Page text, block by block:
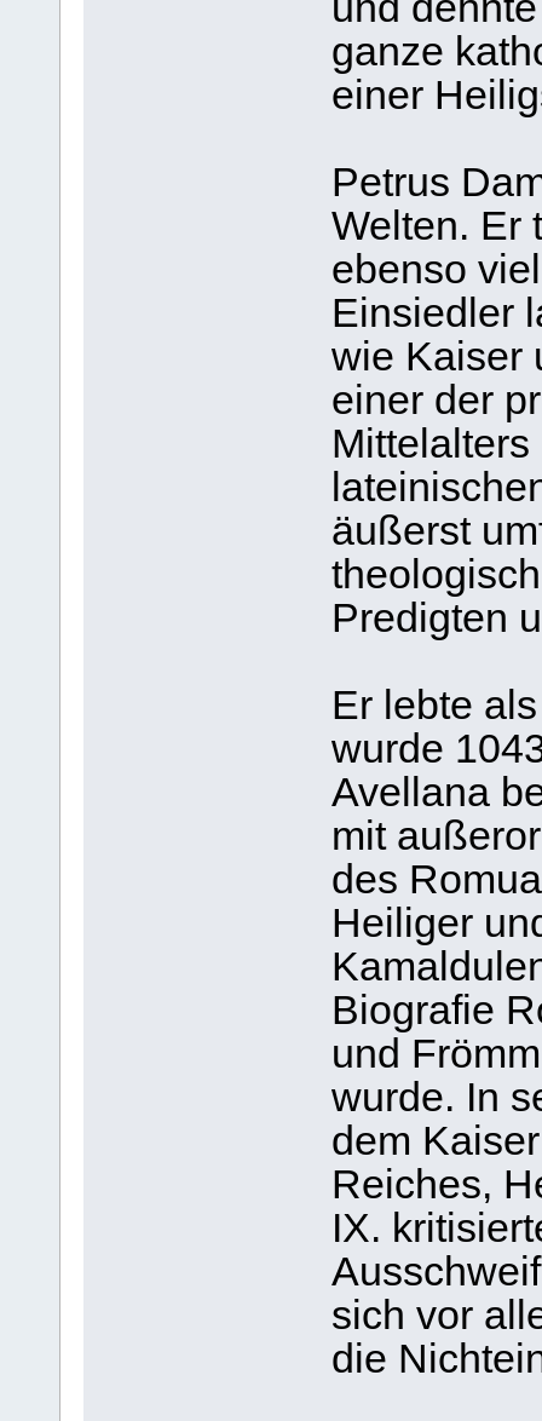
ganze
einer
Petrus
Welten. Er
ebenso
Einsiedler
wie Kaiser
einer der
äußerst
Predigten
Er lebte
wurde
Avellana
mit
des
Heiliger
Biografie
und
wurde. In
dem
Reiches,
IX.
sich vor
die